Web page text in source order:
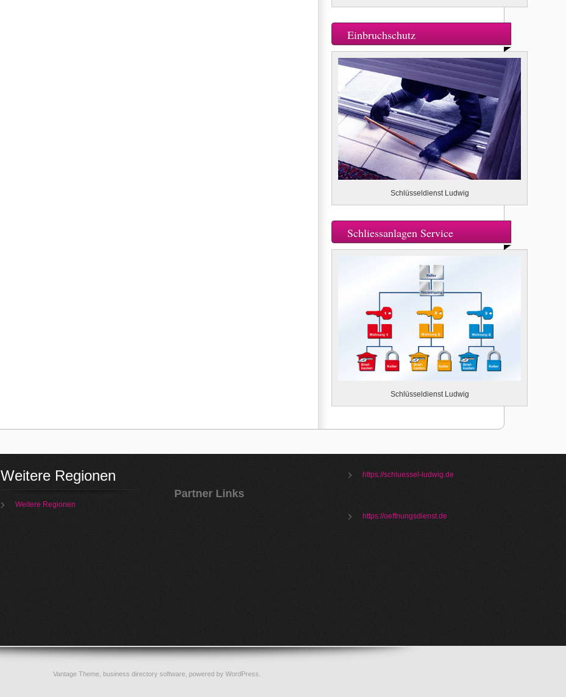
Einbruchschutz
Schlüsseldienst Ludwig
Schliessanlagen Service
Schlüsseldienst Ludwig
Weitere Regionen
Weitere Regionen
Partner Links
https://schluessel-ludwig.de
https://oeffnungsdienst.de
Vantage Theme, business directory software, powered by WordPress